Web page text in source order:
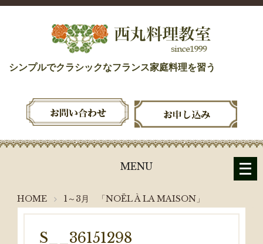
シンプルでクラシックなフランス家庭料理を習う
MENU
メ
ニ
ー
HOME 1～3月 「NOËL À LA MAISON」
S__36151298